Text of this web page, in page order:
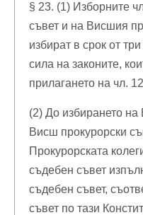
§ 23. (1) Изборните
съвет и на Висшия
избират в срок от
сила на законите,
прилагането на чл.
(2) До избирането
Висш прокурорски
Прокурорската
съдебен съвет
съдебен съвет,
съвет по тази